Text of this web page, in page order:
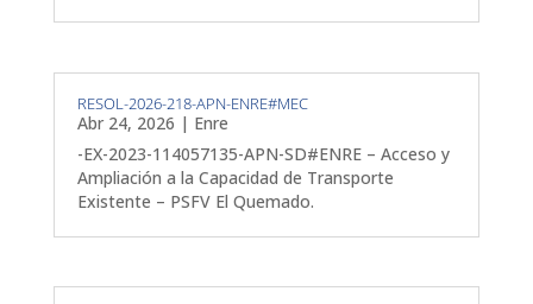
RESOL-2026-218-APN-ENRE#MEC
Abr 24, 2026 | Enre
-EX-2023-114057135-APN-SD#ENRE – Acceso y
Ampliación a la Capacidad de Transporte
Existente – PSFV El Quemado.